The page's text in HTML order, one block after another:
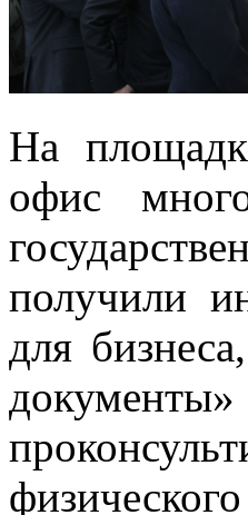
На
офис
получили
для